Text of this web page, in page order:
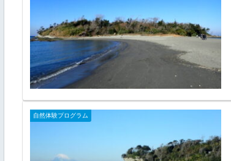
自然体験プログラム